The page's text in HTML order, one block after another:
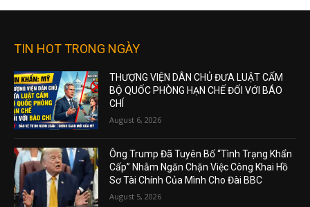
TIN HOT TRONG NGÀY
THƯỢNG VIỆN DÂN CHỦ ĐƯA LUẬT CẤM
BỘ QUỐC PHÒNG HẠN CHẾ ĐỐI VỚI BÁO
CHÍ
August 6, 2026
Ông Trump Đã Tuyên Bố “Tình Trạng Khẩn
Cấp” Nhằm Ngăn Chặn Việc Công Khai Hồ
Sơ Tài Chính Của Mình Cho Đài BBC
August 5, 2026